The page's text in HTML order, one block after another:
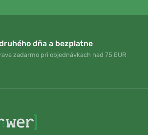
dňa a bezplatne
zadarmo pri objednávkach nad 75 EUR